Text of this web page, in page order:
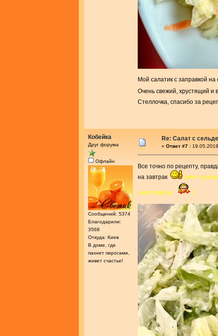
Мой салатик с заправкой
Очень свежий, хрустящий и
Стеллочка, спасибо за
Кобейка
Друг форума
Офлайн
Сообщений: 5374
Благодарили:
3568
Откуда: Киев
В доме, где
пахнет пирогами,
живет счастье!
Re: Салат с
« Ответ #7 :
Все точно по рецепту,
на завтрак
(мои
участвовала )